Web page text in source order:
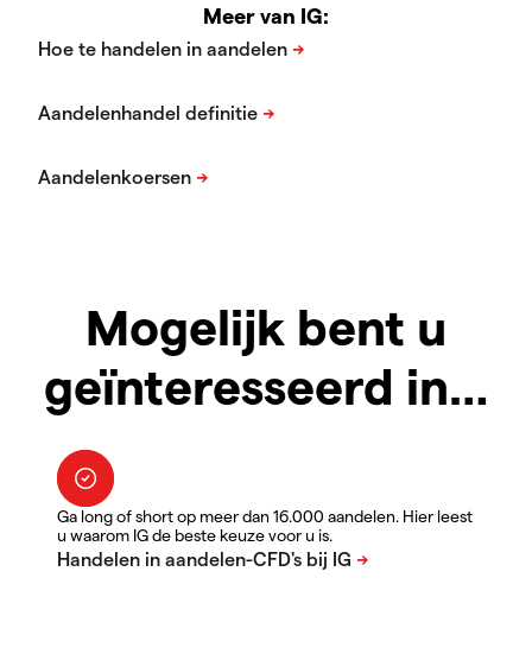
Meer van IG:
Mogelijk bent u
geïnteresseerd in…
Ga long of short op meer dan 16.000 aandelen. Hier leest
u waarom IG de beste keuze voor u is.